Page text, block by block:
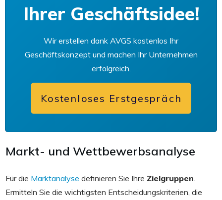
Ihrer Geschäftsidee!
Wir erstellen dank AVGS kostenlos Ihr
Geschäftskonzept und machen Ihr Unternehmen
erfolgreich.
Kostenloses Erstgespräch
Markt- und Wettbewerbsanalyse
Für die Marktanalyse definieren Sie Ihre Zielgruppen
Ermitteln Sie die wichtigsten Entscheidungskriterien, die